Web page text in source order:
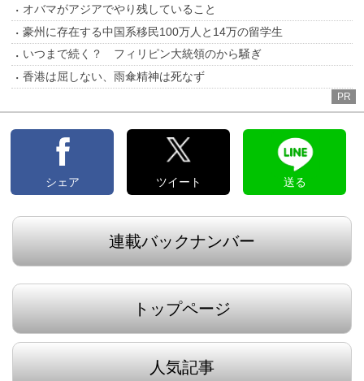
オバマがアジアでやり残していること
豪州に存在する中国系移民100万人と14万の留学生
いつまで続く？ フィリピン大統領のから騒ぎ
香港は屈しない、雨傘精神は死なず
PR
シェア ツイート 送る
連載バックナンバー
トップページ
人気記事